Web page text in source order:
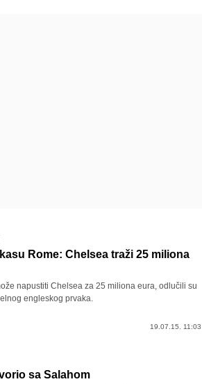
Rome: Chelsea traži 25 miliona
napustiti Chelsea za 25 miliona eura, odlučili su
engleskog prvaka.
19.07.15. 11:03
sa Salahom